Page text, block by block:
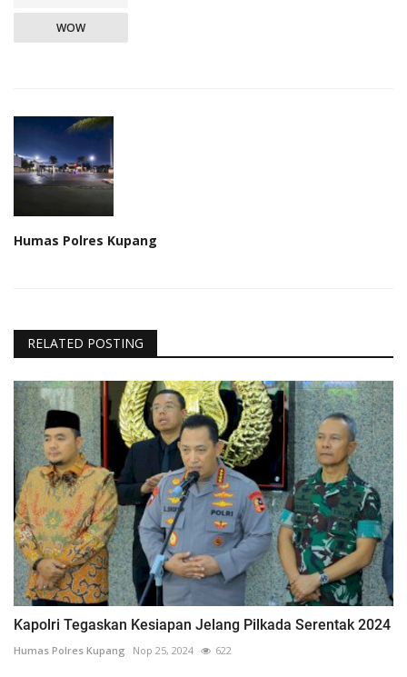
WOW
Humas Polres Kupang
RELATED POSTING
Kapolri Tegaskan Kesiapan Jelang Pilkada Serentak 2024
Humas Polres Kupang Nop 25, 2024 622